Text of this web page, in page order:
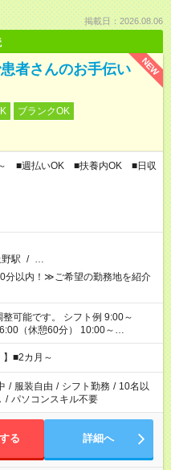
掲載日：2026.08.06
NEW
者さんのお手伝い
ブランクOK
～ ■週払いOK ■扶養内OK ■日収
駅 / …
分以内！≫ご希望の勤務地を紹介
シフト例 9:00～
（休憩60分） 10:00～
お仕事の勤務時間の合計が 週40
】■2カ月～
/ 服装自由 / シフト勤務 / 10名以
/ パソコンスキル不要
る 詳細へ